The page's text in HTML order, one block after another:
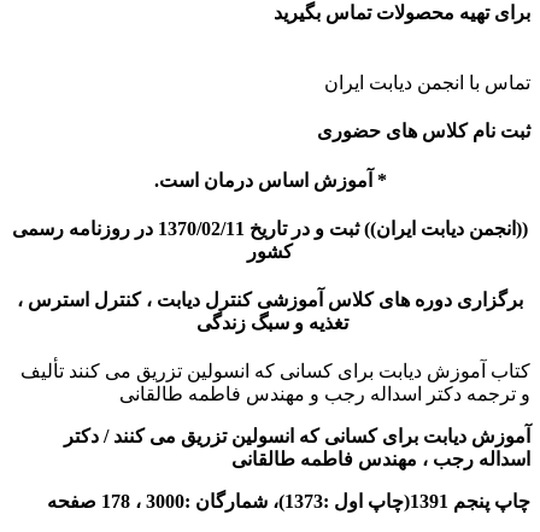
برای تهیه محصولات تماس بگیرید
تماس با انجمن دیابت ایران
ثبت نام کلاس های حضوری
* آموزش اساس درمان است.
((انجمن دیابت ایران)) ثبت و در تاریخ 1370/02/11 در روزنامه رسمی
كشور
برگزاری دوره های کلاس آموزشی کنترل دیابت ، کنترل استرس ،
تغذیه و سبگ زندگی
کتاب آموزش دیابت برای کسانی که انسولین تزریق می کنند تألیف
و ترجمه دکتر اسداله رجب و مهندس فاطمه طالقانی
آموزش دیابت برای کسانی که انسولین تزریق می کنند / دکتر
اسداله رجب ، مهندس فاطمه طالقانی
چاپ پنجم 1391(چاپ اول :1373)، شمارگان :3000 ، 178 صفحه